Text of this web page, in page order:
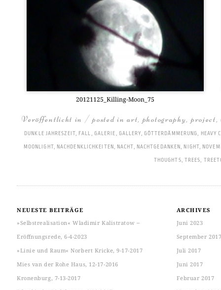
20121125_Kil­ling-Moon_75
Veröffentlicht in / posted inart, photography, project,
DUNKLE JAHRESZEIT, FALL, GALERIE, GALLERY, GÖTTERDÄMMERUNG, HEAVY
MOONLIGHT, NACHDENKLICHKEITEN, NACHT , NACHTGEDANKEN, NIGHT,
THOUGHTS, TREES,
NEUESTE BEITRÄGE
»Selbstrealisation« Wladimir Kalistratow ‒
Eröffnungsrede, 6-4-2023
»Linie und Raum« Norbert Kricke, 9-17-2017
Mies van der Rohe Haus, 12-17-2016
Kronenburg, 7-13-2017
ARCHIVES
Juni 2023
September
Juli 2017
Juni 2017
Februar 2017